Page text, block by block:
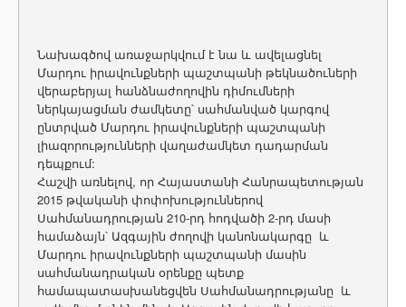
Նախագծով առաջարկվում է նա և ավելացնել
Մարդու իրավունքների պաշտպանի թեկնածուների
վերաբերյալ հանձնաժողովին դիմումների
ներկայացման ժամկետը՝ սահմանված կարգով
ընտրված Մարդու իրավունքների պաշտպանի
լիազորությունների վաղաժամկետ դադարման
դեպքում:
Հաշվի առնելով, որ Հայաստանի Հանրապետության
2015 թվականի փոփոխություններով
Սահմանադրության 210-րդ հոդվածի 2-րդ մասի
համաձայն՝ Ազգային ժողովի կանոնակարգը և
Մարդու իրավունքների պաշտպանի մասին
սահմանադրական օրենքը պետք
համապատասխանեցվեն Սահմանադրությանը և